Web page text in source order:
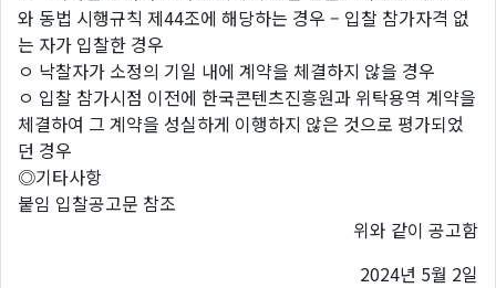
와 동법 시행규칙 제44조에 해당하는 경우 – 입찰 참가자격 없
는 자가 입찰한 경우
ㅇ 낙찰자가 소정의 기일 내에 계약을 체결하지 않을 경우
ㅇ 입찰 참가시점 이전에 한국콘텐츠진흥원과 위탁용역 계약을
체결하여 그 계약을 성실하게 이행하지 않은 것으로 평가되었
던 경우
◎기타사항
붙임 입찰공고문 참조
위와 같이 공고함
2024년 5월 2일